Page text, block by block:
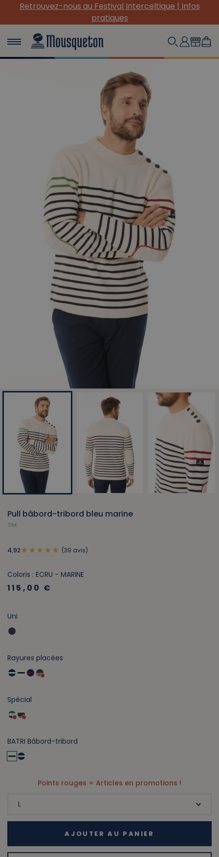
(Re) Découvrez nos INDISPENSABLES en toile !
Pull bâbord-tribord bleu marine
TIM
4,92 (39 avis)
Coloris : ECRU - MARINE
115,00 €
Uni
Rayures placées
Spécial
BATRI Bâbord-tribord
Points rouges = Articles en promotions !
AJOUTER AU PANIER